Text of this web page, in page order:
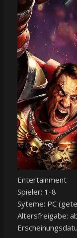
Entertainment
Spieler: 1-8
Syteme: PC
Altersfreigabe: